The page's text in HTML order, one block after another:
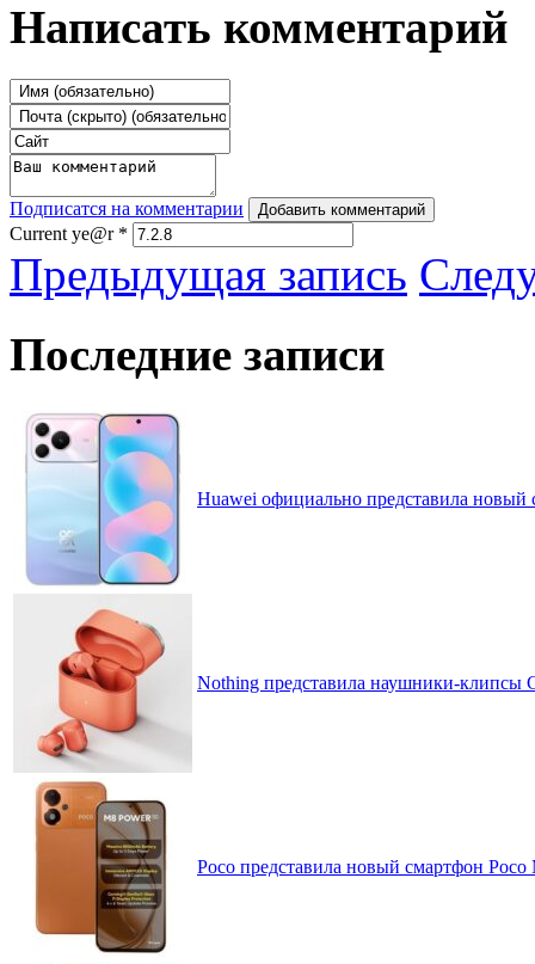
Написать комментарий
Подписатся на комментарии Добавить комментарий
Current ye@r *
Предыдущая запись
Последние записи
Huawei официально представила
Nothing представила наушники-клипсы
Poco представила новый смартфон